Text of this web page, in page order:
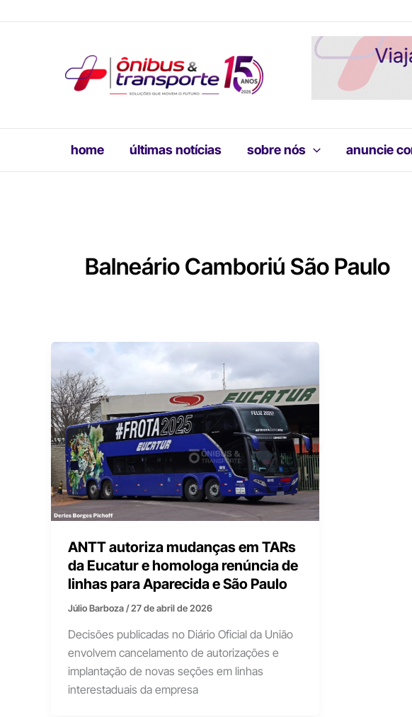
home últimas notícias sobre nós anuncie
Balneário Camboriú São Paulo
ANTT autoriza mudanças em TARs
da Eucatur e homologa renúncia de
linhas para Aparecida e São Paulo
Júlio Barboza/27 de abril de 2026
Decisões publicadas no Diário Oficial da União
envolvem cancelamento de autorizações e
implantação de novas seções em linhas
interestaduais da empresa